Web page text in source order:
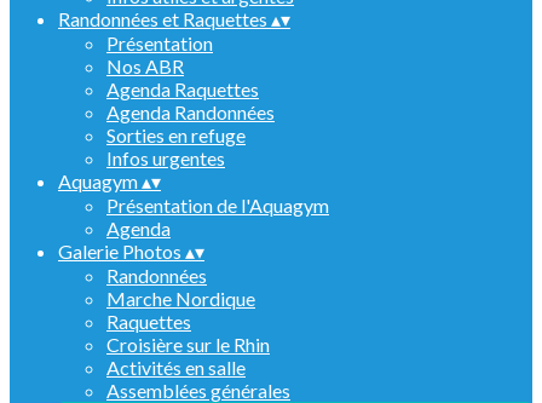
Randonnées et Raquettes ▴▾
Présentation
Nos ABR
Agenda Raquettes
Agenda Randonnées
Sorties en refuge
Infos urgentes
Aquagym▴▾
Présentation de l'Aquagym
Agenda
Galerie Photos ▴▾
Randonnées
Marche Nordique
Raquettes
Croisière sur le Rhin
Activités en salle
Assemblées générales